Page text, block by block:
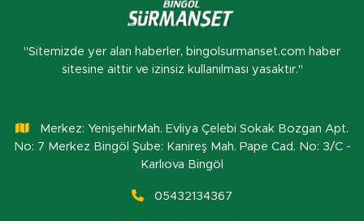
"Sitemizde yer alan haberler, bingolsurmanset.com haber
sitesine aittir ve izinsiz kullanılması yasaktır."
Merkez: YenişehirMah. Evliya Çelebi Sokak Bozgan Apt.
No: 7 Merkez Bingöl Şube: Kanireş Mah. Pape Cad. No: 3/C -
Karlıova Bingöl
05432134367